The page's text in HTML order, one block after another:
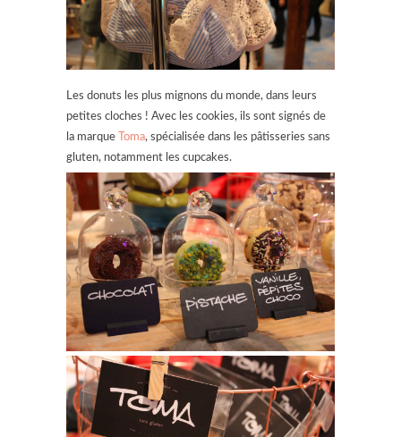
Les donuts les plus mignons du monde, dans leurs
petites cloches ! Avec les cookies, ils sont signés de
la marque
Toma, spécialisée dans les pâtisseries sans
gluten, notamment les cupcakes.